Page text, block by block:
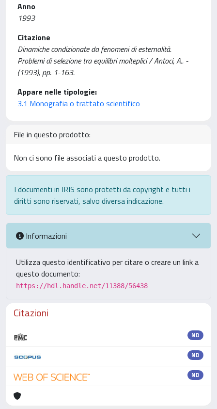
Anno
1993
Citazione
Dinamiche condizionate da fenomeni di esternalità.
Problemi di selezione tra equilibri molteplici / Antoci, A.. -
(1993), pp. 1-163.
Appare nelle tipologie:
3.1 Monografia o trattato scientifico
File in questo prodotto:
Non ci sono file associati a questo prodotto.
I documenti in IRIS sono protetti da copyright e tutti i
diritti sono riservati, salvo diversa indicazione.
Informazioni
Utilizza questo identificativo per citare o creare un link a
questo documento:
https://hdl.handle.net/11388/56438
Citazioni
ND
ND
ND